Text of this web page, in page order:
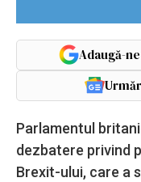
Adaugă-
Parlamentul
dezbatere privind
Brexit-ului, care a